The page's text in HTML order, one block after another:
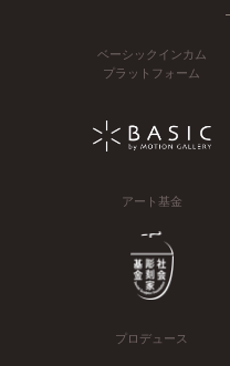
ベーシックインカム
プラットフォーム
アート基金
プロデュース